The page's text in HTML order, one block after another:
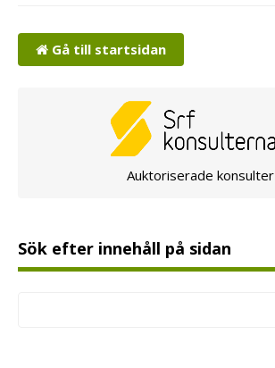
Gå till startsidan
Auktoriserade konsulter
Sök efter innehåll på sidan